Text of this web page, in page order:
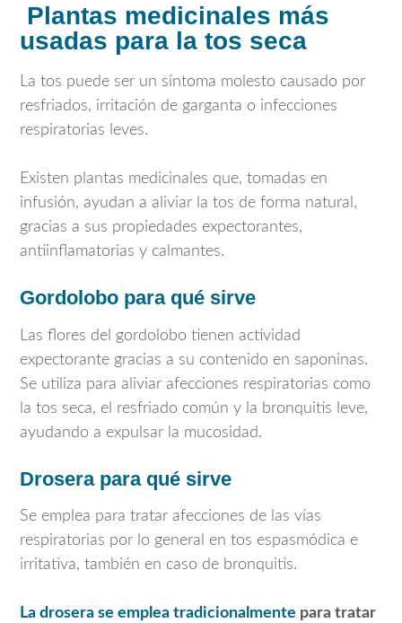
Plantas medicinales más
usadas para la tos seca
La tos puede ser un síntoma molesto causado por
resfriados, irritación de garganta o infecciones
respiratorias leves.
Existen plantas medicinales que, tomadas en
infusión, ayudan a aliviar la tos de forma natural,
gracias a sus propiedades expectorantes,
antiinflamatorias y calmantes.
Gordolobo para qué sirve
Las flores del gordolobo tienen actividad
expectorante gracias a su contenido en saponinas.
Se utiliza para aliviar afecciones respiratorias como
la tos seca, el resfriado común y la bronquitis leve,
ayudando a expulsar la mucosidad.
Drosera para qué sirve
Se emplea para tratar afecciones de las vías
respiratorias por lo general en tos espasmódica e
irritativa, también en caso de bronquitis.
La drosera se emplea tradicionalmente para tratar